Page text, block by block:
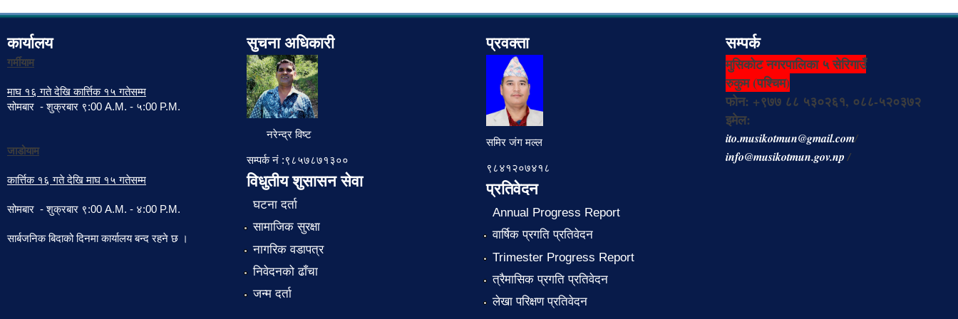
कार्यालय
गर्मीयाम
माघ १६ गते देखि कार्त्तिक १५ गतेसम्म
सोमबार - शुक्रबार ९:00 A.M. - ५:00 P.M.
जाडोयाम
कार्त्तिक १६ गते देखि माघ १५ गतेसम्म
सोमबार - शुक्रबार ९:00 A.M. - ४:00 P.M.
सार्बजनिक बिदाको दिनमा कार्यालय बन्द रहने छ ।
सुचना अधिकारी
नरेन्द्र विष्ट
सम्पर्क नं :९८५७८७१३००
विधुतीय शुसासन सेवा
घटना दर्ता
सामाजिक सुरक्षा
नागरिक वडापत्र
निवेदनको ढाँचा
जन्म दर्ता
प्रवक्ता
समिर जंग मल्ल
९८४१२०७४१८
प्रतिवेदन
Annual Progress Report
वार्षिक प्रगति प्रतिवेदन
Trimester Progress Report
त्रैमासिक प्रगति प्रतिवेदन
लेखा परिक्षण प्रतिवेदन
सम्पर्क
मुसिकोट नगरपालिका ५ सेरिगाउँ
रुकुम (पश्चिम)
फोन: +९७७ ८८ ५३०२६१, ०८८-५२०३७२
इमेल:
ito.musikotmun@gmail.com/
info@musikotmun.gov.np/